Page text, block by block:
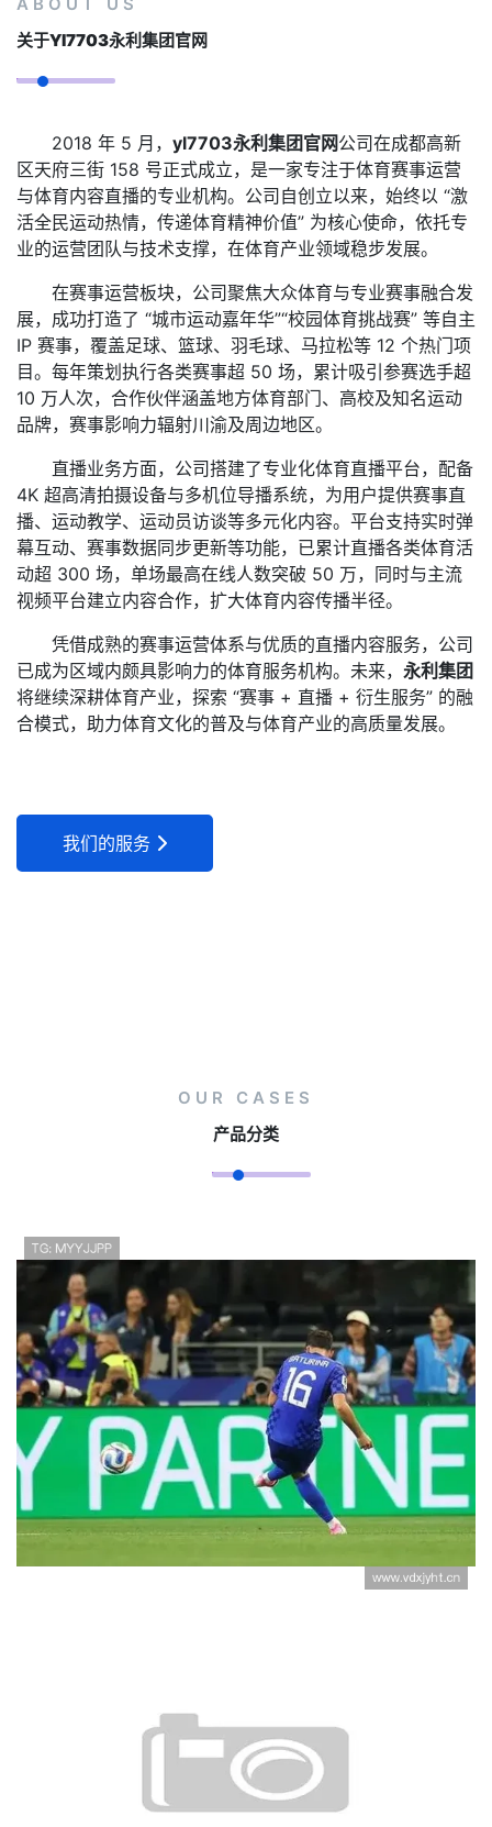
ABOUT US
关于Yl7703永利集团官网
2018 年 5 月， yl7703永利集团官网公司在成都高新
区天府三街 158 号正式成立，是一家专注于体育赛事运营
与体育内容直播的专业机构。公司自创立以来，始终以 “激
活全民运动热情，传递体育精神价值” 为核心使命，依托专
业的运营团队与技术支撑，在体育产业领域稳步发展。
在赛事运营板块，公司聚焦大众体育与专业赛事融合发
展，成功打造了 “城市运动嘉年华”“校园体育挑战赛” 等自主
IP 赛事，覆盖足球、篮球、羽毛球、马拉松等 12 个热门项
目。每年策划执行各类赛事超 50 场，累计吸引参赛选手超
10 万人次，合作伙伴涵盖地方体育部门、高校及知名运动
品牌，赛事影响力辐射川渝及周边地区。
直播业务方面，公司搭建了专业化体育直播平台，配备
4K 超高清拍摄设备与多机位导播系统，为用户提供赛事直
播、运动教学、运动员访谈等多元化内容。平台支持实时弹
幕互动、赛事数据同步更新等功能，已累计直播各类体育活
动超 300 场，单场最高在线人数突破 50 万，同时与主流
视频平台建立内容合作，扩大体育内容传播半径。
凭借成熟的赛事运营体系与优质的直播内容服务，公司
已成为区域内颇具影响力的体育服务机构。未来， 永利集团
将继续深耕体育产业，探索 “赛事 + 直播 + 衍生服务” 的融
合模式，助力体育文化的普及与体育产业的高质量发展。
我们的服务
OUR CASES
产品分类
拉什福德替补改变比赛，英格兰
换人调整收到效果
摩洛哥点球击败荷兰：非洲劲旅